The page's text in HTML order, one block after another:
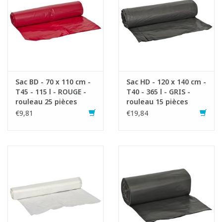
Sac BD - 70 x 110 cm -
T45 - 115 l - ROUGE -
rouleau 25 pièces
€9,81
Sac HD - 120 x 140 cm -
T40 - 365 l - GRIS -
rouleau 15 pièces
€19,84